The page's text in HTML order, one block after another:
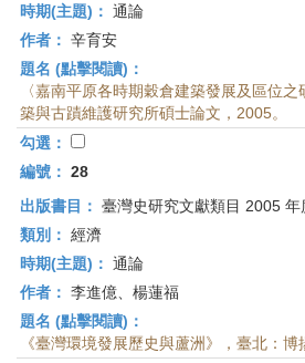
時期(主題)： 通論
作者： 辛育安
題名 (點擊閱讀)：
〈嘉南平原各時期穀倉建築發展及區位
築與古蹟維護研究所碩士論文，2005。
勾選：
編號： 28
出版書目： 臺灣史研究文獻類目 2005 年
類別： 經濟
時期(主題)： 通論
作者： 李進億、楊蓮福
題名 (點擊閱讀)：
《臺灣環境發展歷史與蘆洲》，臺北：博